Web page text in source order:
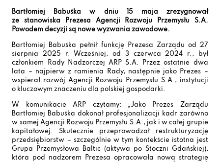
Bartłomiej Babuśka w dniu 15 maja zrezygnował
ze stanowiska Prezesa Agencji Rozwoju Przemysłu S.A.
Powodem decyzji są nowe wyzwania zawodowe.
Bartłomiej Babuśka pełnił funkcję Prezesa Zarządu od 27
sierpnia 2025 r. Wcześniej, od 3 czerwca 2024 r., był
członkiem Rady Nadzorczej ARP S.A. Przez ostatnie dwa
lata – najpierw z ramienia Rady, następnie jako Prezes –
wspierał rozwój Agencji Rozwoju Przemysłu S.A., instytucji
o kluczowym znaczeniu dla polskiej gospodarki.
W komunikacie ARP czytamy: „Jako Prezes Zarządu
Bartłomiej Babuśka dokonał profesjonalizacji kadr zarówno
w samej Agencji Rozwoju Przemysłu S.A., jak i w całej grupie
kapitałowej. Skutecznie przeprowadzał restrukturyzację
przedsiębiorstw – szczególnie w tym kontekście istotna jest
Grupa Przemysłowa Baltic (aktywa po Stoczni Gdańskiej),
która pod nadzorem Prezesa opracowała nową strategię